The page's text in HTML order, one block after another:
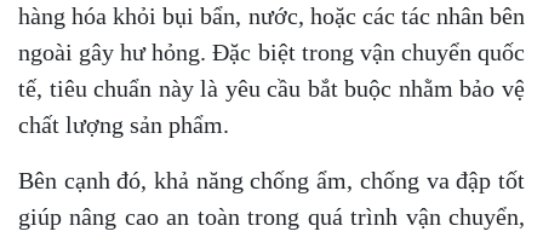
hàng hóa khỏi bụi bẩn, nước, hoặc các tác nhân bên
ngoài gây hư hỏng. Đặc biệt trong vận chuyển quốc
tế, tiêu chuẩn này là yêu cầu bắt buộc nhằm bảo vệ
chất lượng sản phẩm.
Bên cạnh đó, khả năng chống ẩm, chống va đập tốt
giúp nâng cao an toàn trong quá trình vận chuyển,